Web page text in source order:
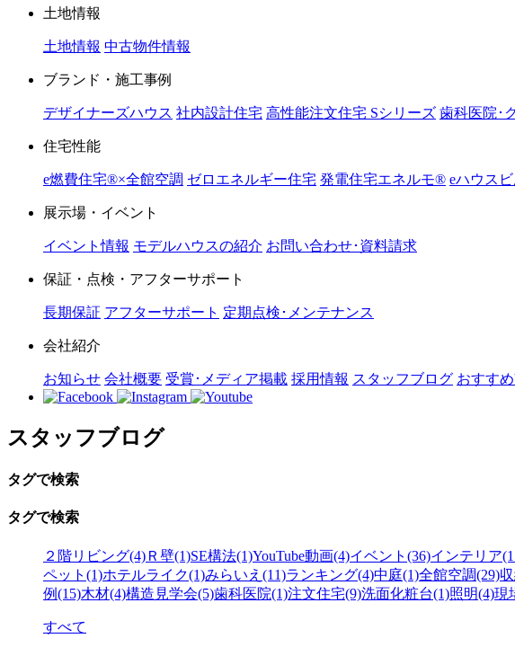
土地情報
土地情報 中古物件情報
ブランド・施工事例
デザイナーズハウス 社内設計住宅 高性能注文住宅 Sシリーズ 歯科医院･
住宅性能
e燃費住宅®︎×全館空調 ゼロエネルギー住宅 発電住宅エネルモ®︎ eハウス
展示場・イベント
イベント情報 モデルハウスの紹介 お問い合わせ･資料請求
保証・点検・アフターサポート
長期保証 アフターサポート 定期点検･メンテナンス
会社紹介
お知らせ 会社概要 受賞･メディア掲載 採用情報 スタッフブログ おすす
スタッフブログ
タグで検索
タグで検索
２階リビング(4) Ｒ壁(1)SE構法(1)YouTube動画(4)イベント(36)インテリア
ペット(1)ホテルライク(1)みらいえ(11)ランキング(4)中庭(1)全館空調(29)
例(15)木材(4)構造見学会(5)歯科医院(1)注文住宅(9)洗面化粧台(1)照明(4)現
すべて